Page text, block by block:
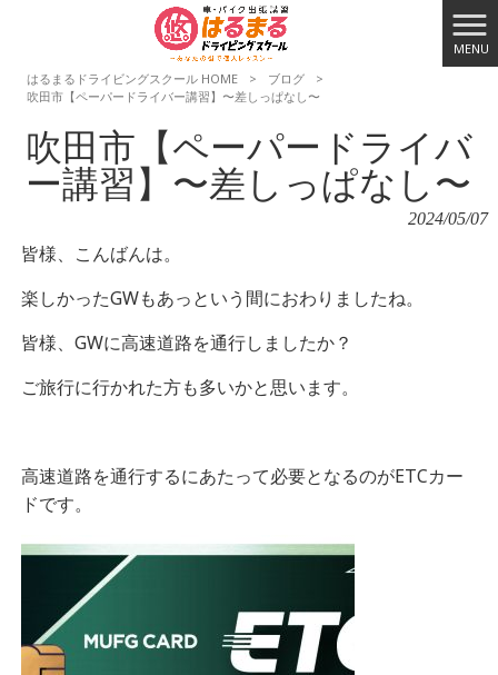
MENU
はるまるドライビングスクール HOME
> ブログ
>
吹田市【ペーパードライバー講習】〜差しっぱなし〜
吹田市【ペーパードライバ
ー講習】〜差しっぱなし〜
2024/05/07
皆様、こんばんは。
楽しかったGWもあっという間におわりましたね。
皆様、GWに高速道路を通行しましたか？
ご旅行に行かれた方も多いかと思います。
高速道路を通行するにあたって必要となるのがETCカー
ドです。